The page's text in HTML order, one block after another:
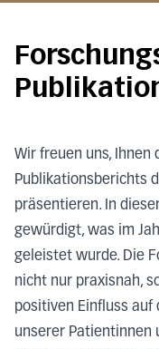
Wir freuen uns, Ihnen
Publikationsberichts
präsentieren. In
gewürdigt, was im
geleistet wurde. Die
nicht nur praxisnah,
positiven Einfluss auf
unserer Patientinnen